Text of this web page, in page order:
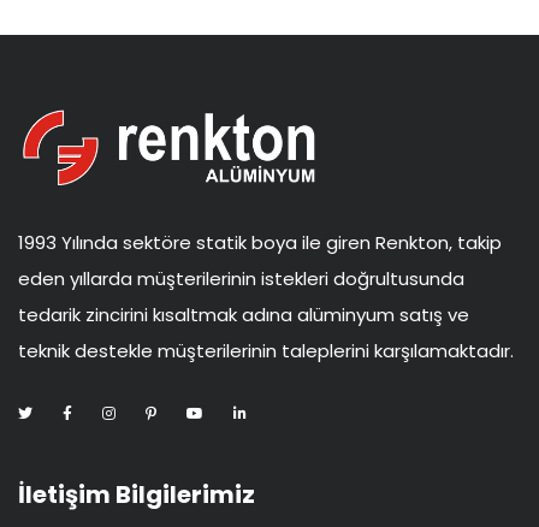
1993 Yılında sektöre statik boya ile giren Renkton, takip
eden yıllarda müşterilerinin istekleri doğrultusunda
tedarik zincirini kısaltmak adına alüminyum satış ve
teknik destekle müşterilerinin taleplerini karşılamaktadır.
İletişim Bilgilerimiz